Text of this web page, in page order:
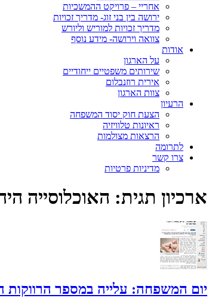
אחריי – פרויקט ההמשכיות
ירושה בין בני זוג- מדריך זכויות
מדריך זכויות למוריש וליורש
צוואה וירושה- מידע נוסף
אודות
על הארגון
שירותים משפטיים ייחודיים
אירית רוזנבלום
צוות הארגון
הרעיון
הצעת חוק יסוד המשפחה
ראיונות טלוויזיה
הרצאות מצולמות
לתרומה
צרו קשר
מדיניות פרטיות
ארכיון תגית: האוכלוסייה
יום המשפחה: עלייה במספר הרווקות